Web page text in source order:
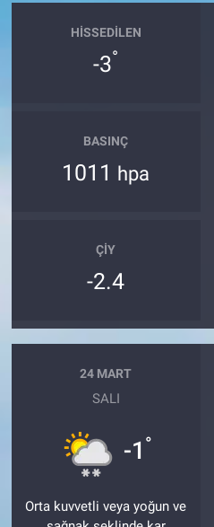
HISSEDILEN
-3°
BASINÇ
1011 hpa
ÇIY
-2.4
24 MART
SALI
-1 °
Orta kuvvetli veya yoğun ve